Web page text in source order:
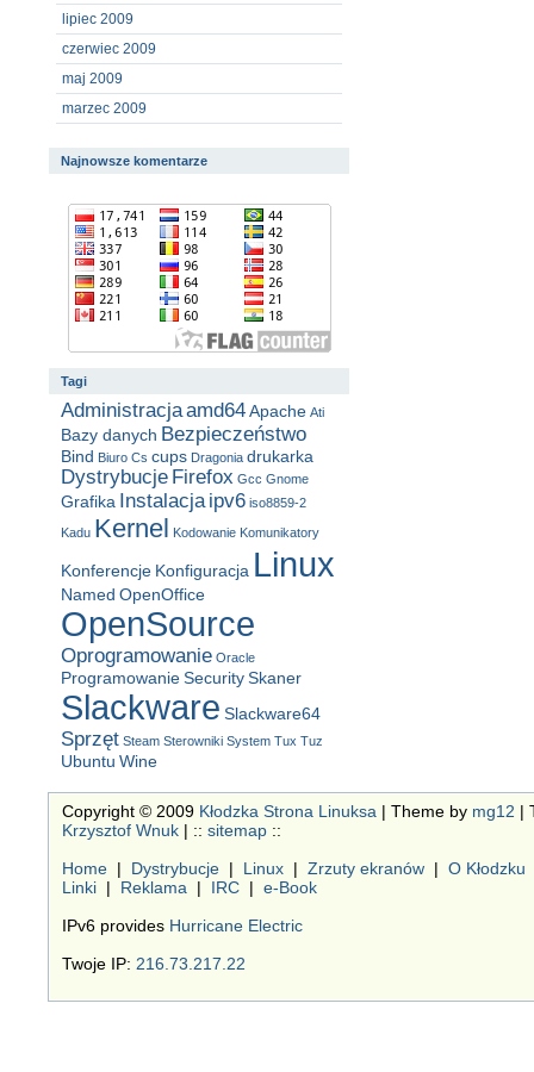
lipiec 2009
czerwiec 2009
maj 2009
marzec 2009
Najnowsze komentarze
Tagi
Administracjaamd64Apache Ati
Bazy danych Bezpieczeństwo
Bind Biuro Cs cups Dragonia drukarka
Dystrybucje Firefox Gcc Gnome
Grafika Instalacja ipv6 iso8859-2
Kadu Kernel Kodowanie Komunikatory
Konferencje Konfiguracja Linux
Named OpenOffice
OpenSource
Oprogramowanie Oracle
ProgramowanieSecuritySkaner
Slackware Slackware64
Sprzęt Steam Sterowniki System Tux Tuz
Ubuntu Wine
Copyright © 2009 Kłodzka Strona Linuksa | Theme by mg12 |
Krzysztof Wnuk | :: sitemap ::
Home | Dystrybucje | Linux | Zrzuty ekranów | O Kłodzku
Linki | Reklama | IRC | e-Book
IPv6 provides Hurricane Electric
Twoje IP: 216.73.217.22